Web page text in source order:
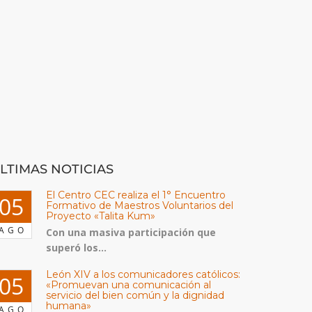
NOTICIAS
El Centro CEC realiza el 1° Encuentro
Formativo de Maestros Voluntarios del
Proyecto «Talita Kum»
Con una masiva participación que
superó los...
León XIV a los comunicadores católicos:
«Promuevan una comunicación al
servicio del bien común y la dignidad
humana»